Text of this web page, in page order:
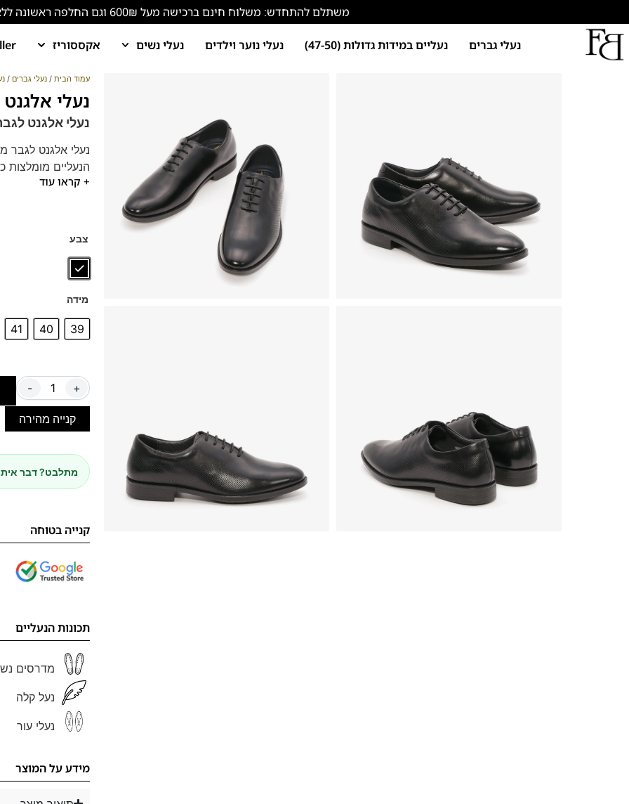
משתלם להתחדש: משלוח חינם ברכישה מעל 600₪ וגם החלפה ראשונה ללא עלות!
נעלי גברים נעליים במידות גדולות (47-50) נעלי נוער וילדים נעלי נשים אקססוריז
עמוד הבית / נעלי גברים /
נעלי אלגנט
נעלי אלגנט לגברים
נעלי אלגנט לגבר
הנעליים מומלצות
תומך".
+ קראו עוד
צבע
מידה
39
40
41
- +
קנייה מהירה
מתלבט? דבר
קנייה בטוחה
תכונות הנעליים
מדרסים
נעל קלה
נעלי עור
מידע על המוצר